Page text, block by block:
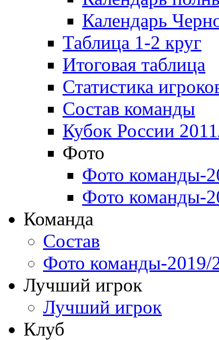
Календарь
Таблица 1-2 круг
Итоговая таблица
Статистика
Состав команды
Кубок России
Фото
Фото команды-
Фото команды-
Команда
Состав
Фото команды-2019/
Лучший игрок
Лучший игрок
Клуб